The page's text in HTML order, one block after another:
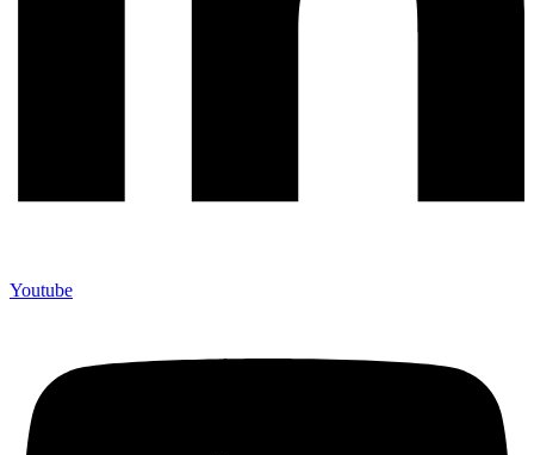
Youtube